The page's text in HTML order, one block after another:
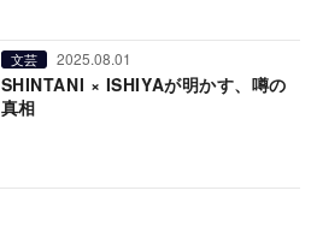
文芸 2025.08.01
SHINTANI × ISHIYAが明かす、噂の
真相